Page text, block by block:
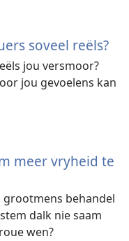
soveel reëls?
jou versmoor?
jou gevoelens kan
meer vryheid te
grootmens behandel
dalk nie saam
wen?